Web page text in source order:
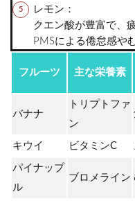
レモン：
クエン酸が豊富で、
PMSによる倦怠感や
フルーツ 主な栄養素
バナナ
トリプトファ
ン
キウイ ビタミンC
パイナップ
ル
ブロメライン